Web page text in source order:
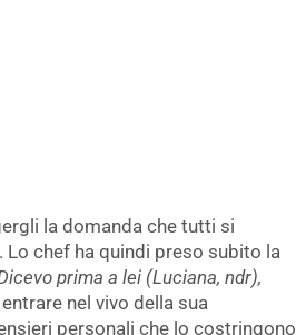
la domanda che tutti si
Lo chef ha quindi preso subito la
prima a lei (Luciana, ndr),
nel vivo della sua
personali che lo costringono